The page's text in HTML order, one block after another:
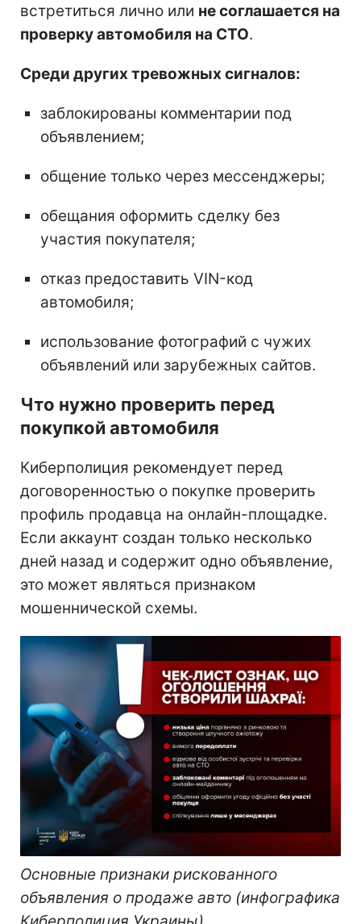
встретиться лично или не соглашается на
проверку автомобиля на СТО.
Среди других тревожных сигналов:
заблокированы комментарии под
объявлением;
общение только через мессенджеры;
обещания оформить сделку без
участия покупателя;
отказ предоставить VIN-код
автомобиля;
использование фотографий с чужих
объявлений или зарубежных сайтов.
Что нужно проверить перед
покупкой автомобиля
Киберполиция рекомендует перед
договоренностью о покупке проверить
профиль продавца на онлайн-площадке.
Если аккаунт создан только несколько
дней назад и содержит одно объявление,
это может являться признаком
мошеннической схемы.
Основные признаки рискованного
объявления о продаже авто (инфографика